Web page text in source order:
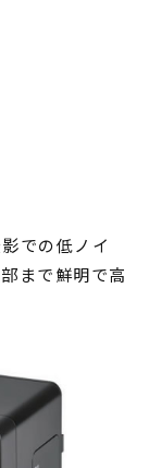
での低ノイ
まで鮮明で高